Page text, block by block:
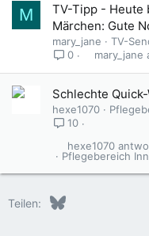
M
TV-Tipp - Heute
Märchen: Gute
mary_jane
TV-
0
mary_jane
Schlechte
hexe1070
10
Pflegebereich
hexe1070
Teilen: Bluesky